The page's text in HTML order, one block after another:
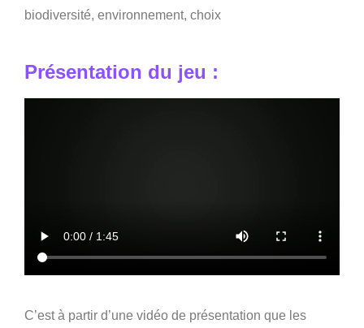
biodiversité, environnement, choix
Présentation du jeu :
C’est à partir d’une vidéo de présentation que les